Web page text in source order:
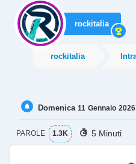
rockitalia
rockitalia
Domenica 11 Gennaio 2026
PAROLE 1.3K 5 Minuti